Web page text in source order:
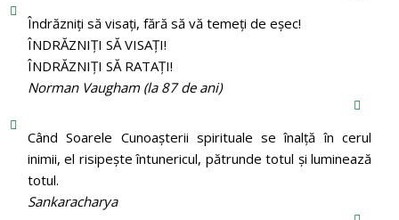
Îndrăzniţi să visaţi, fără să vă temeţi de eşec!
ÎNDRĂZNIȚI SĂ VISAȚI!
ÎNDRĂZNIȚI SĂ RATAȚI!
Norman Vaugham (la 87 de ani)
Când Soarele Cunoaşterii spirituale se înalţă în cerul
inimii, el risipeşte întunericul, pătrunde totul şi luminează
totul.
Sankaracharya